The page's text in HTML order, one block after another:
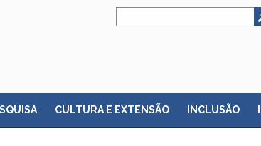
CULTURA E EXTENSÃO INCLUSÃO